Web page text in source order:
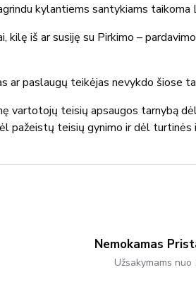
kylantiems santykiams taikoma
kilę iš ar susiję su Pirkimo –
ar paslaugų teikėjas nevykdo
vartotojų teisių apsaugos tarnybą
pažeistų teisių gynimo ir dėl
Nemokamas
Užsakymams nuo